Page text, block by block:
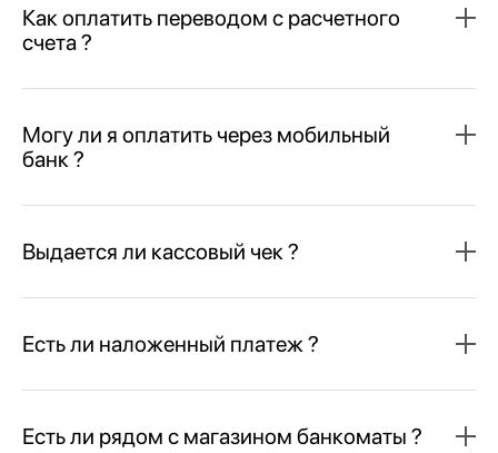
Как оплатить переводом с расчетного
счета ?
Могу ли я оплатить через мобильный
банк ?
Выдается ли кассовый чек ?
Есть ли наложенный платеж ?
Есть ли рядом с магазином банкоматы ?